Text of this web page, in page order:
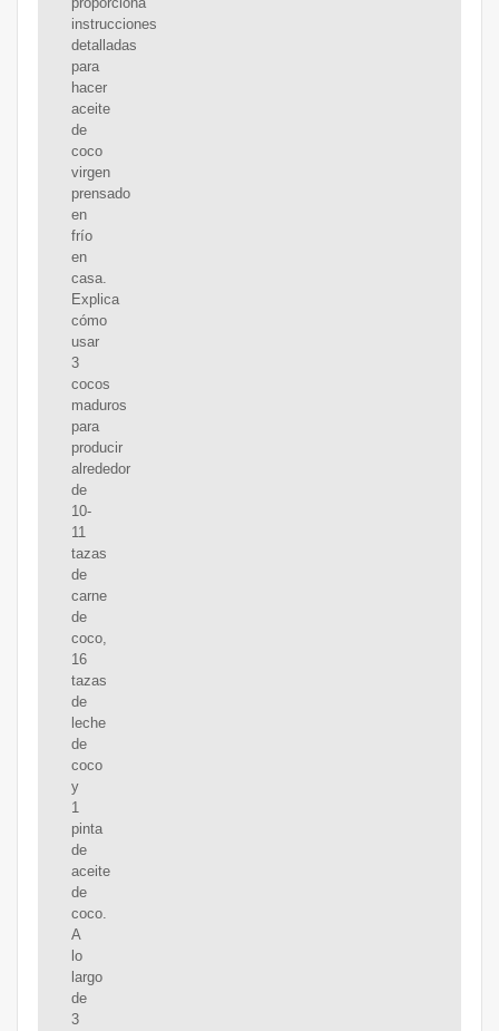
instrucciones
detalladas
para
hacer
aceite
de
coco
virgen
prensado
en
frío
en
casa.
Explica
cómo
usar
3
cocos
maduros
para
producir
alrededor
de
10-
11
tazas
de
carne
de
coco,
16
tazas
de
leche
de
coco
y
1
pinta
de
aceite
de
coco.
A
lo
largo
de
3